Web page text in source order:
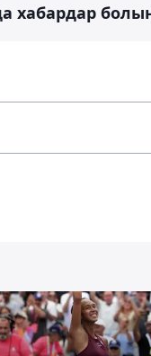
хабардар